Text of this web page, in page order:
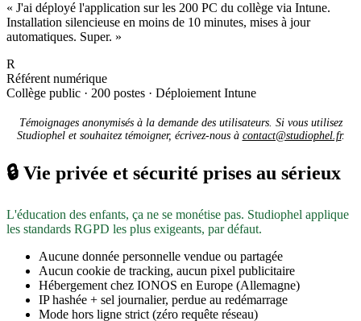
« J'ai déployé l'application sur les 200 PC du collège via Intune.
Installation silencieuse en moins de 10 minutes, mises à jour
automatiques. Super. »
R
Référent numérique
Collège public · 200 postes · Déploiement Intune
Témoignages anonymisés à la demande des utilisateurs. Si vous utilisez
Studiophel et souhaitez témoigner, écrivez-nous à contact@studiophel.fr.
🔒 Vie privée et sécurité prises au sérieux
L'éducation des enfants, ça ne se monétise pas. Studiophel applique
les standards RGPD les plus exigeants, par défaut.
Aucune donnée personnelle vendue ou partagée
Aucun cookie de tracking, aucun pixel publicitaire
Hébergement chez IONOS en Europe (Allemagne)
IP hashée + sel journalier, perdue au redémarrage
Mode hors ligne strict (zéro requête réseau)